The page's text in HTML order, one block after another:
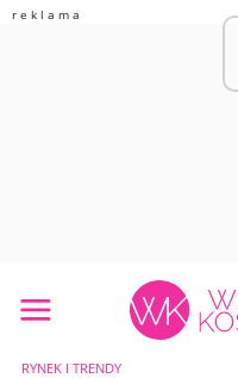
RYNEK I TRENDY